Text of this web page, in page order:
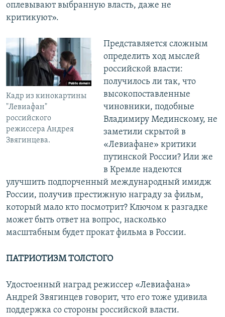
оплевывают выбранную власть, даже не
критикуют».
Кадр из кинокартины
"Левиафан"
российского
режиссера Андрея
Звягинцева.
Представляется сложным
определить ход мыслей
российской власти:
получилось ли так, что
высокопоставленные
чиновники, подобные
Владимиру Мединскому, не
заметили скрытой в
«Левиафане» критики
путинской России? Или же
в Кремле надеются
улучшить подпорченный международный имидж
России, получив престижную награду за фильм,
который мало кто посмотрит? Ключом к разгадке
может быть ответ на вопрос, насколько
масштабным будет прокат фильма в России.
ПАТРИОТИЗМ ТОЛСТОГО
Удостоенный наград режиссер «Левиафана»
Андрей Звягинцев говорит, что его тоже удивила
поддержка со стороны российской власти.